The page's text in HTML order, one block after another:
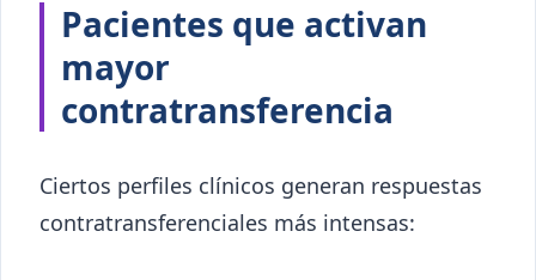
Pacientes que activan
mayor
contratransferencia
Ciertos perfiles clínicos generan respuestas
contratransferenciales más intensas: